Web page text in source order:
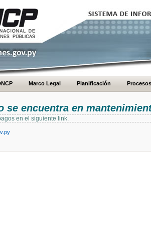
Marco Legal Planificación Procesos
se encuentra en
en el siguiente link.